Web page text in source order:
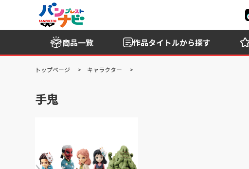
商品一覧 作品タイトルから探す
トップページ キャラクター
手鬼